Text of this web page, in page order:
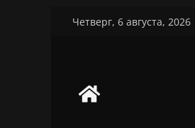
Перейти
Четверг, 6 августа, 2026